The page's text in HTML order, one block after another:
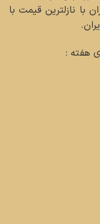
با نازلترین قیمت با